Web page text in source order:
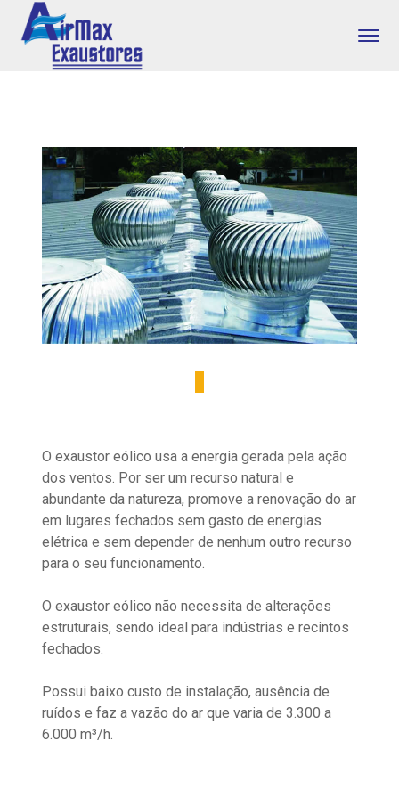
O exaustor eólico usa a energia gerada pela ação
dos ventos. Por ser um recurso natural e
abundante da natureza, promove a renovação do ar
em lugares fechados sem gasto de energias
elétrica e sem depender de nenhum outro recurso
para o seu funcionamento.
O exaustor eólico não necessita de alterações
estruturais, sendo ideal para indústrias e recintos
fechados.
Possui baixo custo de instalação, ausência de
ruídos e faz a vazão do ar que varia de 3.300 a
6.000 m³/h.